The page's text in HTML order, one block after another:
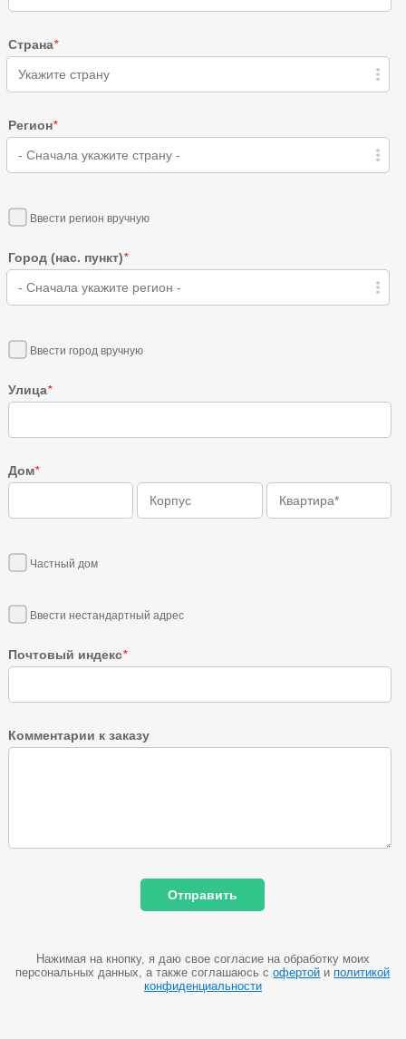
Страна*
Укажите страну
Регион*
- Сначала укажите страну -
Ввести регион вручную
Город (нас. пункт)*
- Сначала укажите регион -
Ввести город вручную
Улица*
Дом*
Частный дом
Ввести нестандартный адрес
Почтовый индекс*
Комментарии к заказу
Нажимая на кнопку, я даю свое согласие на обработку моих
персональных данных, а также соглашаюсь софертой иполитикой
конфиденциальности